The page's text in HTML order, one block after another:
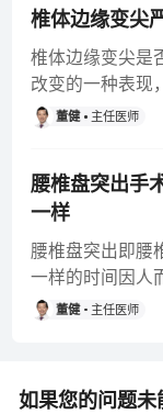
椎体边缘变尖
椎体边缘变尖是
改变的一种表现
程度、累及范围
董健 主任医师
腰椎盘突出手
一样
腰椎盘突出即腰
一样的时间因人
患者年龄及身体
董健 主任医师
如果您的问题未